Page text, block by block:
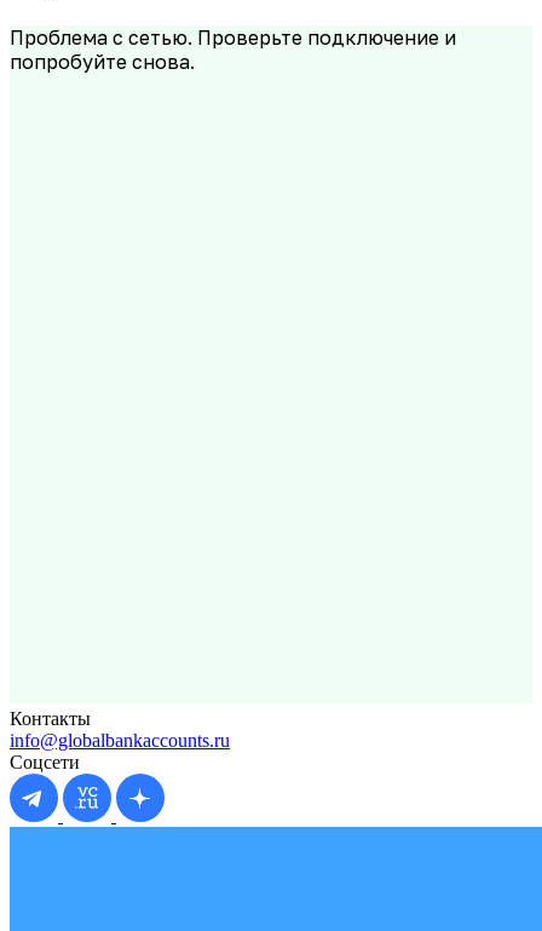
Контакты
info@globalbankaccounts.ru
Соцсети